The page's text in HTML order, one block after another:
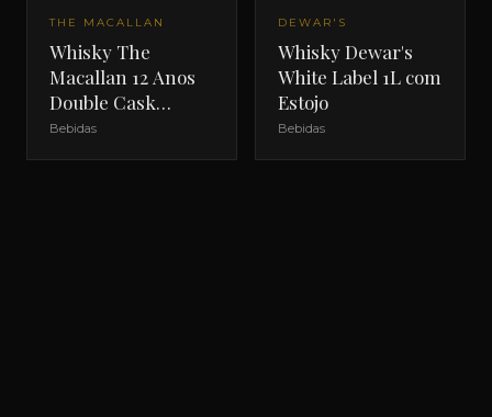
THE MACALLAN
Whisky The
Macallan 12 Anos
Double Cask
700ml com Estojo
Bebidas
DEWAR'S
Whisky Dewar's
White Label 1L com
Estojo
Bebidas